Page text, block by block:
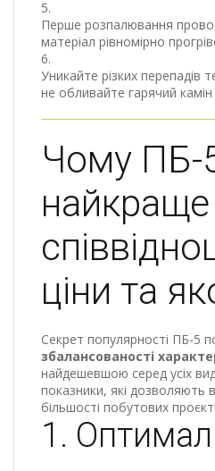
Перше розпалювання
матеріал рівномірно
Уникайте різких перепадів
не обливайте гарячий
Чому ПБ-
найкраще
ціни та
Секрет популярності ПБ-5
збалансованості
найдешевшою серед усіх
показники, які дозволяють
більшості побутових
1.